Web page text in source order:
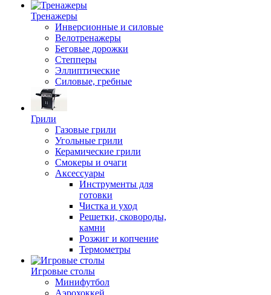
Тренажеры
Инверсионные и силовые
Велотренажеры
Беговые дорожки
Степперы
Эллиптические
Силовые, гребные
Грили
Газовые грили
Угольные грили
Керамические грили
Смокеры и очаги
Аксессуары
Инструменты для
готовки
Чистка и уход
Решетки, сковороды,
камни
Розжиг и копчение
Термометры
Игровые столы
Минифутбол
Аэрохоккей